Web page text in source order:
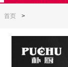
首页 >